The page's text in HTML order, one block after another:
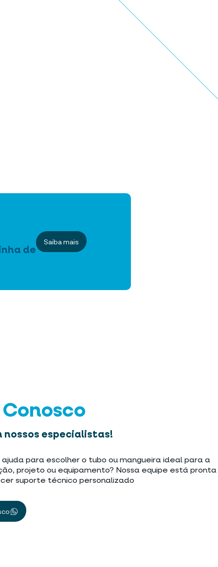
de
Saiba mais
nossos especialistas!
para escolher o tubo ou mangueira ideal para a
projeto ou equipamento? Nossa equipe está pronta
suporte técnico personalizado